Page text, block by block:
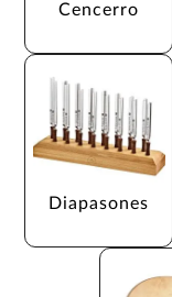
Cencerro
Diapasones